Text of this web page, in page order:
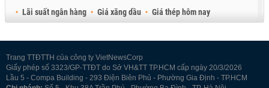
Lãi suất ngân hàng
Giá xăng dầu
Giá thép hôm nay
Trang TTĐTTH của công ty VietNewsCorp
Giấy phép số 3323/GP-TTĐT do Sở VH&TT TP.HCM cấp ngày 20/3/2026
Lầu 5 - Compa Building - 293 Điện Biên Phủ - Phường Gia Định - TP.HCM